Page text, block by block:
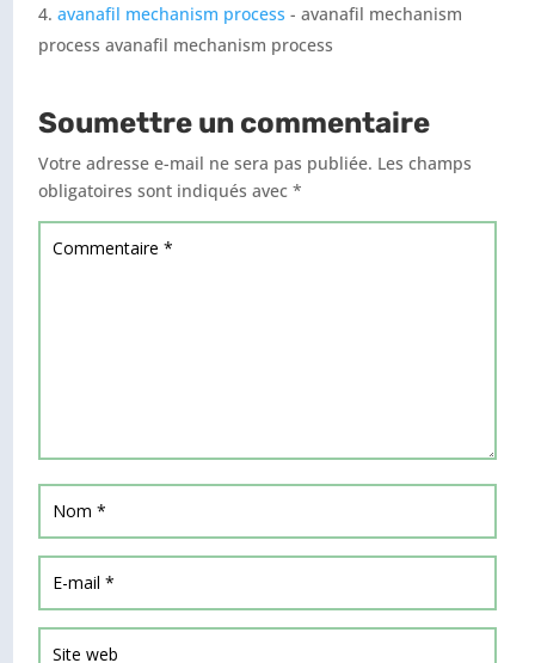
avanafil mechanism process - avanafil mechanism
process avanafil mechanism process
Soumettre un commentaire
Votre adresse e-mail ne sera pas publiée. Les champs
obligatoires sont indiqués avec*